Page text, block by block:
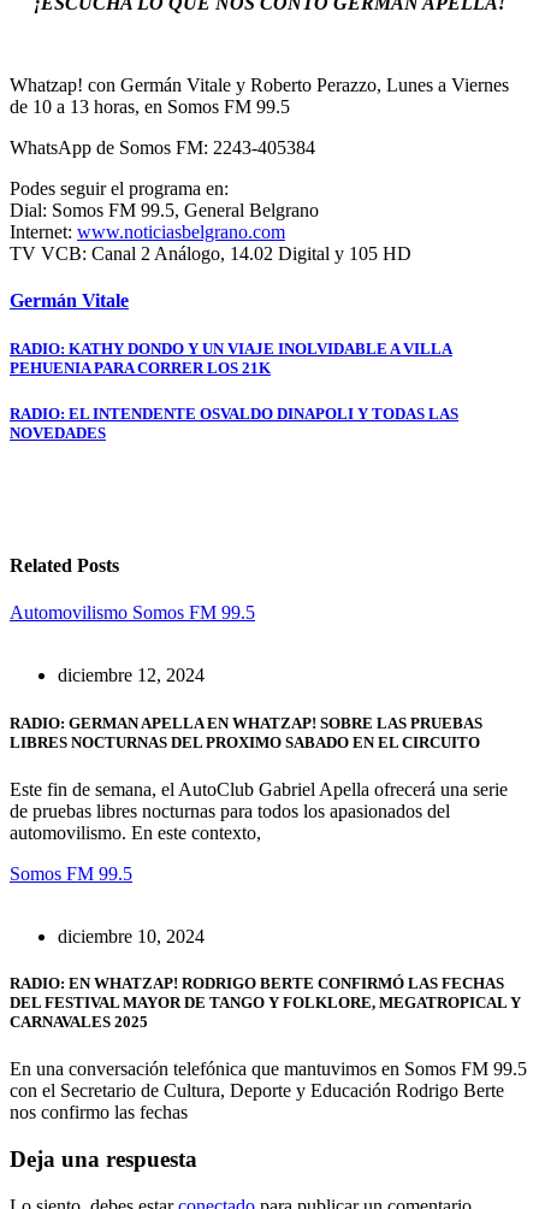
Whatzap! con Germán Vitale y Roberto Perazzo, Lunes a Viernes
de 10 a 13 horas, en Somos FM 99.5
WhatsApp de Somos FM: 2243-405384
Podes seguir el programa en:
Dial: Somos FM 99.5, General Belgrano
Internet: www.noticiasbelgrano.com
TV VCB: Canal 2 Análogo, 14.02 Digital y 105 HD
Germán Vitale
Navegación
de
entradas
RADIO: KATHY DONDO Y UN VIAJE INOLVIDABLE A VILLA
PEHUENIA PARA CORRER LOS 21K
RADIO: EL INTENDENTE OSVALDO DINAPOLI Y TODAS LAS
NOVEDADES
Related Posts
Automovilismo Somos FM 99.5
diciembre 12, 2024
RADIO: GERMAN APELLA EN WHATZAP! SOBRE LAS PRUEBAS
LIBRES NOCTURNAS DEL PROXIMO SABADO EN EL CIRCUITO
Este fin de semana, el AutoClub Gabriel Apella ofrecerá una serie
de pruebas libres nocturnas para todos los apasionados del
automovilismo. En este contexto,
Somos FM 99.5
diciembre 10, 2024
RADIO: EN WHATZAP! RODRIGO BERTE CONFIRMÓ LAS FECHAS
DEL FESTIVAL MAYOR DE TANGO Y FOLKLORE, MEGATROPICAL Y
CARNAVALES 2025
En una conversación telefónica que mantuvimos en Somos FM 99.5
con el Secretario de Cultura, Deporte y Educación Rodrigo Berte
nos confirmo las fechas
Deja una respuesta